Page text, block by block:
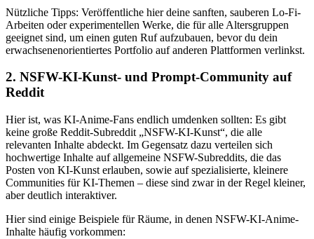
Nützliche Tipps: Veröffentliche hier deine sanften, sauberen Lo-Fi-
Arbeiten oder experimentellen Werke, die für alle Altersgruppen
geeignet sind, um einen guten Ruf aufzubauen, bevor du dein
erwachsenenorientiertes Portfolio auf anderen Plattformen verlinkst.
2. NSFW-KI-Kunst- und Prompt-Community auf
Reddit
Hier ist, was KI-Anime-Fans endlich umdenken sollten: Es gibt
keine große Reddit-Subreddit „NSFW-KI-Kunst“, die alle
relevanten Inhalte abdeckt. Im Gegensatz dazu verteilen sich
hochwertige Inhalte auf allgemeine NSFW-Subreddits, die das
Posten von KI-Kunst erlauben, sowie auf spezialisierte, kleinere
Communities für KI-Themen – diese sind zwar in der Regel kleiner,
aber deutlich interaktiver.
Hier sind einige Beispiele für Räume, in denen NSFW-KI-Anime-
Inhalte häufig vorkommen: